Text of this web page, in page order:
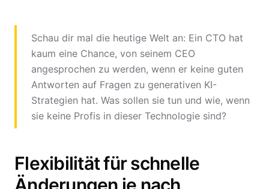
Schau dir mal die heutige Welt an: Ein CTO hat
kaum eine Chance, von seinem CEO
angesprochen zu werden, wenn er keine guten
Antworten auf Fragen zu generativen KI-
Strategien hat. Was sollen sie tun und wie, wenn
sie keine Profis in dieser Technologie sind?
Flexibilität für schnelle